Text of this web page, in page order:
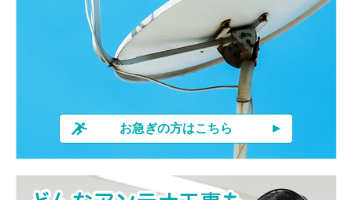
お急ぎの方はこちら